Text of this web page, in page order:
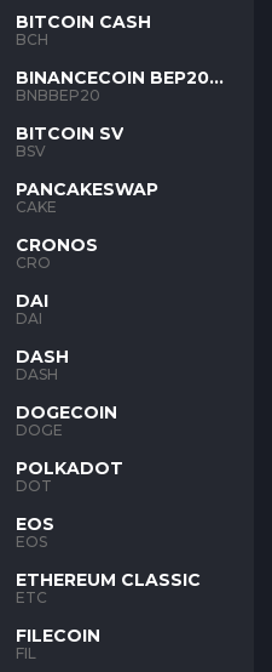
BITCOIN CASH
BCH
BINANCECOIN BEP20
BNB
BNBBEP20
BITCOIN SV
BSV
PANCAKESWAP
CAKE
CRONOS
CRO
DAI
DAI
DASH
DASH
DOGECOIN
DOGE
POLKADOT
DOT
EOS
EOS
ETHEREUM CLASSIC
ETC
FILECOIN
FIL